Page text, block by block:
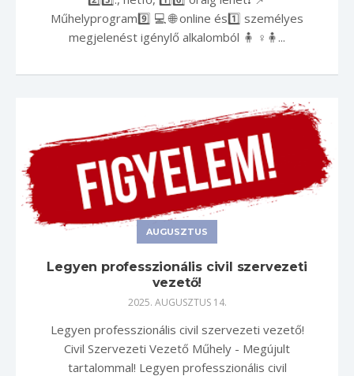
Műhelyprogram9️⃣ 💻 🌐 online és1️⃣ személyes
megjelenést igénylő alkalomból 🧍 ♀️🧍...
AUGUSZTUS
Legyen professzionális civil szervezeti
vezető!
2025. AUGUSZTUS 14.
Legyen professzionális civil szervezeti vezető!
Civil Szervezeti Vezető Műhely - Megújult
tartalommal! Legyen professzionális civil